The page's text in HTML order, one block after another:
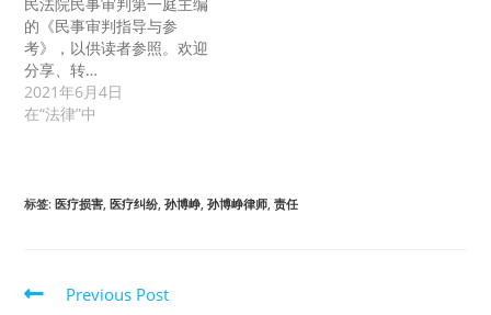
的《民事审判指导与参
考》，以供读者参照。欢迎
分享、转…
2021年6月4日
在“法律”中
标签:医疗损害, 医疗纠纷, 孙博峥, 孙博峥律师, 责任
ReadPrevious Post